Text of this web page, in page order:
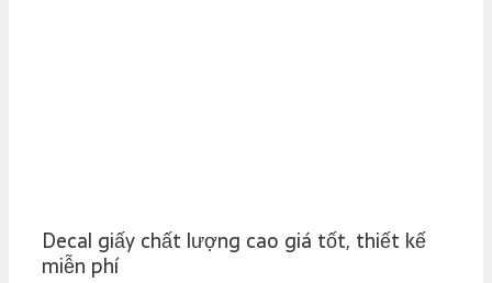
Decal giấy chất lượng cao giá tốt, thiết kế
miễn phí